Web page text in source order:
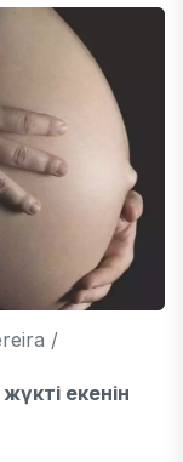
/
екенін